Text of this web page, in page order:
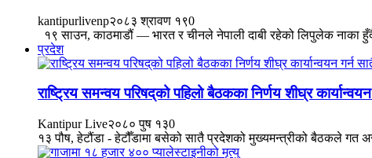
kantipurlivenp२०८३ श्रावण १९0
१९ साउन, काठमाडौं — भारत र चीनले नेपाली दाबी रहेको लिपुलेक नाका
प्रदेश
राष्ट्रिय समन्वय परिषद्‌को पहिलो बैठकका निर्णय शीघ्र
Kantipur Live२०८० पुष १३0
१३ पौष, हेटौंडा - हेटौँडामा बसेको सातै प्रदेशको मुख्यमन्त्रीको बैठकले गत